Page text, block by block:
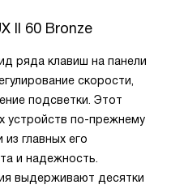
II 60 Bronze
ряда клавиш на панели
скорости,
подсветки. Этот
устройств по-прежнему
главных его
и надежность.
выдерживают десятки